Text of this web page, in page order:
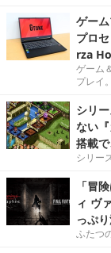
ゲー
プロ
rza
ゲーム
プレイ
シリ
ない
搭載
シリー
「冒
ィ ヴ
っぷ
ふたつ